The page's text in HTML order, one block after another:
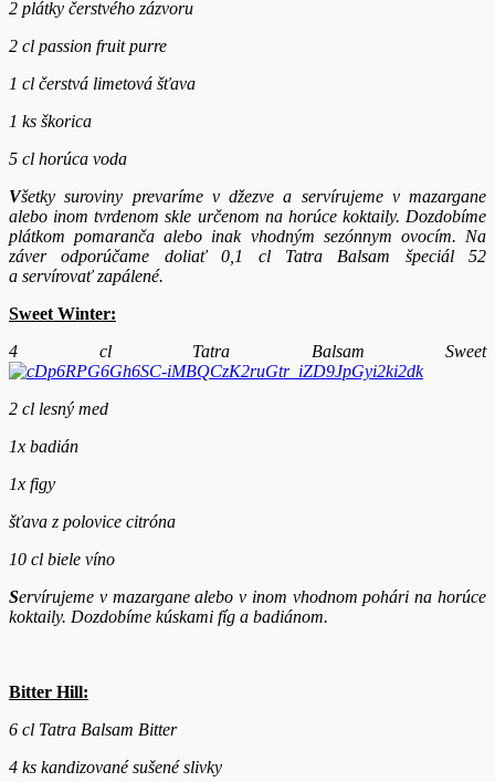
2 plátky čerstvého zázvoru
2 cl passion fruit purre
1 cl čerstvá limetová šťava
1 ks škorica
5 cl horúca voda
Všetky suroviny prevaríme v džezve a servírujeme v mazargane
alebo inom tvrdenom skle určenom na horúce koktaily. Dozdobíme
plátkom pomaranča alebo inak vhodným sezónnym ovocím. Na
záver odporúčame doliať 0,1 cl Tatra Balsam špeciál 52
a servírovať zapálené.
Sweet Winter:
4 cl Tatra Balsam Sweet
2 cl lesný med
1x badián
1x figy
šťava z polovice citróna
10 cl biele víno
Servírujeme v mazargane alebo v inom vhodnom pohári na horúce
koktaily. Dozdobíme kúskami fíg a badiánom.
Bitter Hill:
6 cl Tatra Balsam Bitter
4 ks kandizované sušené slivky